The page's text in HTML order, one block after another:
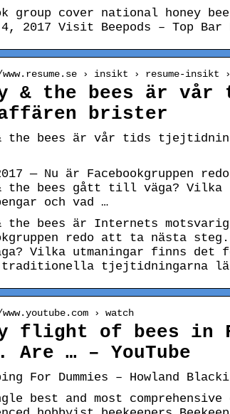
group cover national honey
2017 Visit Beepods – Top Bar
› insikt › resume-insikt ›
& the bees är
affären brister
& the bees är vår tids
— Nu är Facebookgruppen
& the bees gått till väga?
och vad …
the bees är Internets
redo att ta nästa
Vilka utmaningar finns det
traditionella tjejtidningarna
› watch
flight of bees in
Are … – YouTube
For Dummies – Howland
best and most